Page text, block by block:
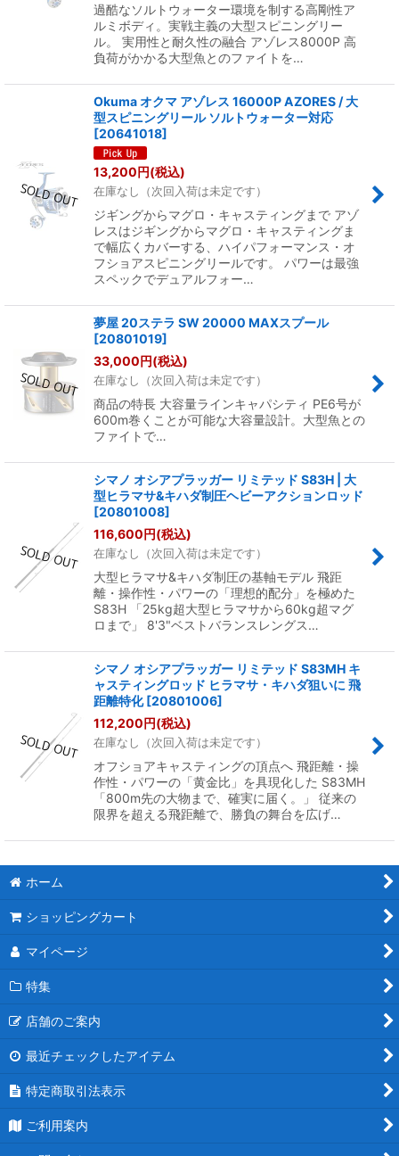
過酷なソルトウォーター環境を制する高剛性ア
ルミボディ。実戦主義の大型スピニングリー
ル。 実用性と耐久性の融合 アゾレス8000P 高
負荷がかかる大型魚とのファイトを…
Okuma オクマ アゾレス 16000P AZORES / 大
型スピニングリール ソルトウォーター対応
[20641018]
13,200円(税込)
在庫なし（次回入荷は未定です）
ジギングからマグロ・キャスティングまで アゾ
レスはジギングからマグロ・キャスティングま
で幅広くカバーする、ハイパフォーマンス・オ
フショアスピニングリールです。 パワーは最強
スペックでデュアルフォー…
夢屋 20ステラ SW 20000 MAXスプール
[20801019]
33,000円(税込)
在庫なし（次回入荷は未定です）
商品の特長 大容量ラインキャパシティ PE6号が
600m巻くことが可能な大容量設計。大型魚との
ファイトで…
シマノ オシアプラッガー リミテッド S83H | 大
型ヒラマサ&キハダ制圧ヘビーアクションロッド
[20801008]
116,600円(税込)
在庫なし（次回入荷は未定です）
大型ヒラマサ&キハダ制圧の基軸モデル 飛距
離・操作性・パワーの「理想的配分」を極めた
S83H 「25kg超大型ヒラマサから60kg超マグ
ロまで」 8'3"ベストバランスレングス…
シマノ オシアプラッガー リミテッド S83MH キ
ャスティングロッド ヒラマサ・キハダ狙いに 飛
距離特化 [20801006]
112,200円(税込)
在庫なし（次回入荷は未定です）
オフショアキャスティングの頂点へ 飛距離・操
作性・パワーの「黄金比」を具現化した S83MH
「800m先の大物まで、確実に届く。」 従来の
限界を超える飛距離で、勝負の舞台を広げ…
ホーム
ショッピングカート
マイページ
特集
店舗のご案内
最近チェックしたアイテム
特定商取引法表示
ご利用案内